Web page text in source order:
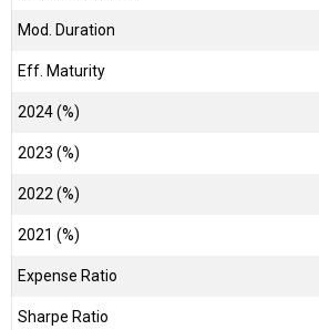
Mod. Duration
Eff. Maturity
2024 (%)
2023 (%)
2022 (%)
2021 (%)
Expense Ratio
Sharpe Ratio